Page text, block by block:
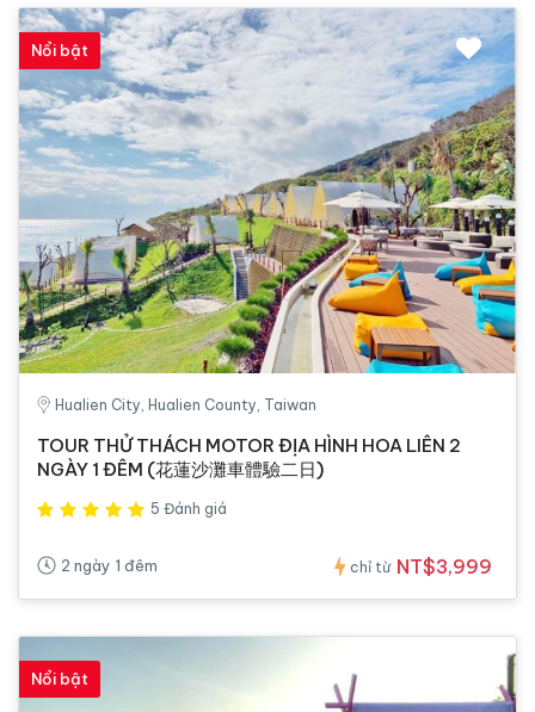
Nổi bật
Hualien City, Hualien County, Taiwan
TOUR THỬ THÁCH MOTOR ĐỊA HÌNH HOA LIÊN 2
NGÀY 1 ĐÊM (花蓮沙灘車體驗二日)
5 Đánh giá
2 ngày 1 đêm chỉ từ NT$3,999
Nổi bật